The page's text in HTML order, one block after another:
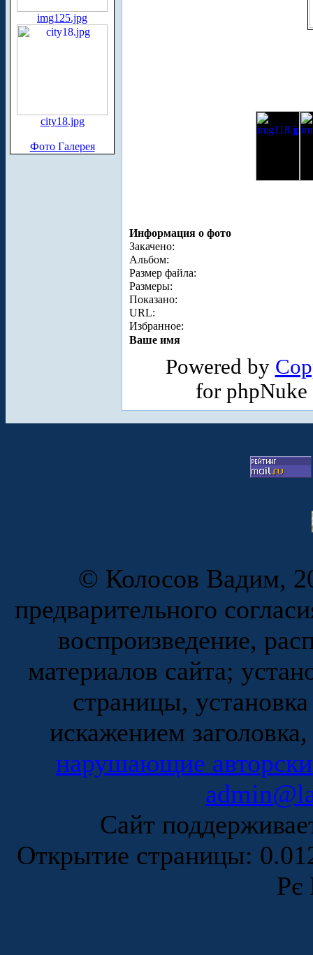
img125.jpg
city18.jpg
Фото Галерея
Информация о фото
Закачено:
Альбом:
Размер файла:
Размеры:
Показано:
URL:
Избранное:
Ваше имя
Powered by
for
© Колосов Вадим,
предварительного
воспроизведение,
материалов сайта;
страницы,
искажением
нарушающие
Сайт
Открытие страницы:
Рє